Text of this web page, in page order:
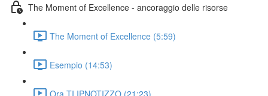
The Moment of Excellence - ancoraggio delle risorse
The Moment of Excellence (5:59)
Esempio (14:53)
Ora TI IPNOTIZZO (21:23)